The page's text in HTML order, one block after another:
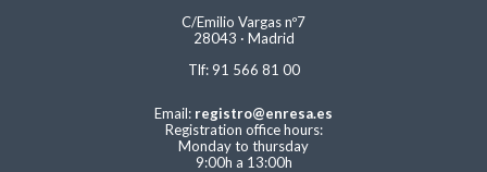
C/Emilio Vargas nº7
28043 · Madrid
Tlf: 91 566 81 00
Email: registro@enresa.es
Registration office hours:
Monday to thursday
9:00h a 13:00h